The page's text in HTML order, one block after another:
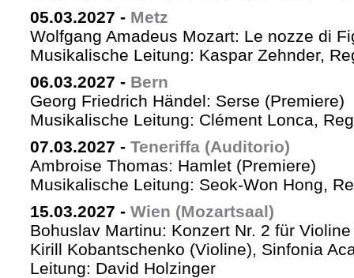
05.03.2027 - Metz
Wolfgang Amadeus Mozart: Le nozze di
Musikalische Leitung: Kaspar Zehnder,
06.03.2027 - Bern
Georg Friedrich Händel: Serse (Premiere)
Musikalische Leitung: Clément Lonca,
07.03.2027 - Teneriffa (Auditorio)
Ambroise Thomas: Hamlet (Premiere)
Musikalische Leitung: Seok-Won Hong,
15.03.2027 - Wien (Mozartsaal)
Bohuslav Martinu: Konzert Nr. 2 für
Kirill Kobantschenko (Violine), Sinfonia
Leitung: David Holzinger